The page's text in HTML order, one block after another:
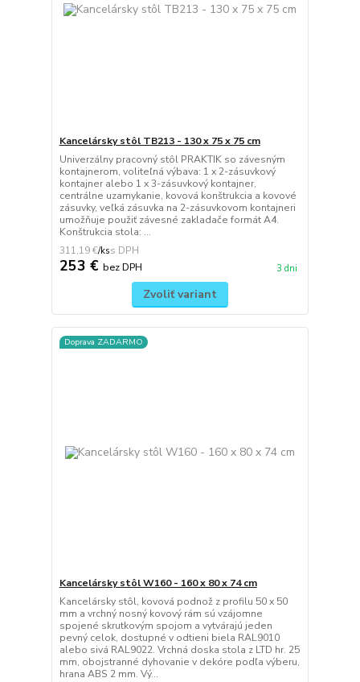
Kancelársky stôl TB213 - 130 x 75 x 75 cm
Univerzálny pracovný stôl PRAKTIK so závesným
kontajnerom, voliteľná výbava: 1 x 2-zásuvkový
kontajner alebo 1 x 3-zásuvkový kontajner,
centrálne uzamykanie, kovová konštrukcia a kovové
zásuvky, veľká zásuvka na 2-zásuvkovom kontajneri
umožňuje použiť závesné zakladače formát A4.
Konštrukcia stola: ...
311,19 €/ks
253 € bez DPH 3 dni
Zvoliť variant
Doprava ZADARMO
Kancelársky stôl W160 - 160 x 80 x 74 cm
Kancelársky stôl, kovová podnož z profilu 50 x 50
mm a vrchný nosný kovový rám sú vzájomne
spojené skrutkovým spojom a vytvárajú jeden
pevný celok, dostupné v odtieni biela RAL9010
alebo sivá RAL9022. Vrchná doska stola z LTD hr. 25
mm, obojstranné dyhovanie v dekóre podľa výberu,
hrana ABS 2 mm. Vý...